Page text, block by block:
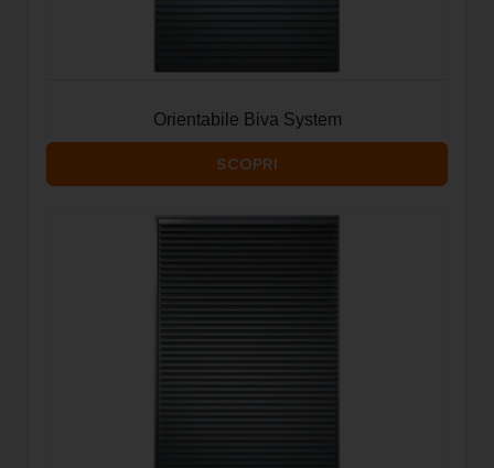
Orientabile Biva System
SCOPRI